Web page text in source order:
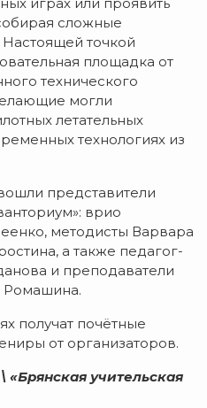
сложные
Настоящей точкой
площадка от
технического
могли
летательных
технологиях из
представители
врио
методисты Варвара
а также педагог-
и преподаватели
Ромашина.
получат почётные
от организаторов.
учительская